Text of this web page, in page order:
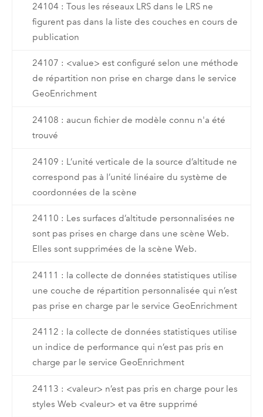
24104 : Tous les réseaux LRS dans le LRS ne
figurent pas dans la liste des couches en cours de
publication
24107 : <value> est configuré selon une méthode
de répartition non prise en charge dans le service
GeoEnrichment
24108 : aucun fichier de modèle connu n'a été
trouvé
24109 : L’unité verticale de la source d’altitude ne
correspond pas à l’unité linéaire du système de
coordonnées de la scène
24110 : Les surfaces d’altitude personnalisées ne
sont pas prises en charge dans une scène Web.
Elles sont supprimées de la scène Web.
24111 : la collecte de données statistiques utilise
une couche de répartition personnalisée qui n’est
pas prise en charge par le service GeoEnrichment
24112 : la collecte de données statistiques utilise
un indice de performance qui n’est pas pris en
charge par le service GeoEnrichment
24113 : <valeur> n’est pas pris en charge pour les
styles Web <valeur> et va être supprimé